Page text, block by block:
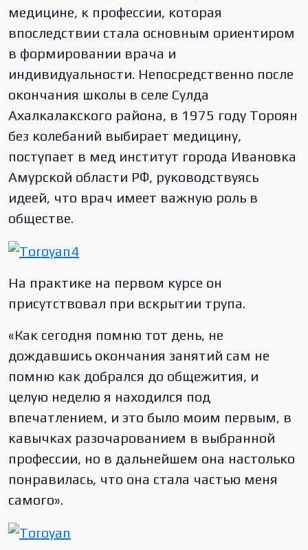
медицине, к профессии, которая
впоследствии стала основным ориентиром
в формировании врача и
индивидуальности. Непосредственно после
окончания школы в селе Сулда
Ахалкалакского района, в 1975 году Тороян
без колебаний выбирает медицину,
поступает в мед институт города Ивановка
Амурской области РФ, руководствуясь
идеей, что врач имеет важную роль в
обществе.
На практике на первом курсе он
присутствовал при вскрытии трупа.
«Как сегодня помню тот день, не
дождавшись окончания занятий сам не
помню как добрался до общежития, и
целую неделю я находился под
впечатлением, и это было моим первым, в
кавычках разочарованием в выбранной
профессии, но в дальнейшем она настолько
понравилась, что она стала частью меня
самого».